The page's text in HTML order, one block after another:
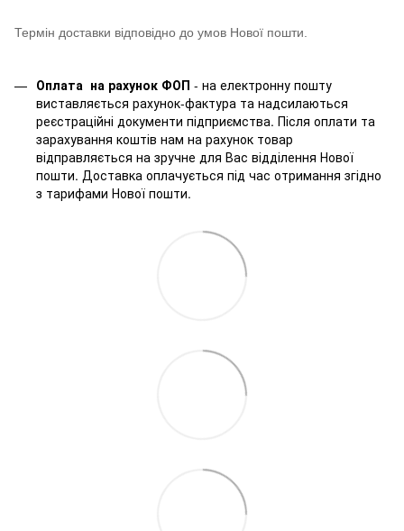
Термін доставки відповідно до умов Нової пошти.
Оплата на рахунок ФОП - на електронну пошту
виставляється рахунок-фактура та надсилаються
реєстраційні документи підприємства. Після оплати та
зарахування коштів нам на рахунок товар
відправляється на зручне для Вас відділення Нової
пошти. Доставка оплачується під час отримання згідно
з тарифами Нової пошти.